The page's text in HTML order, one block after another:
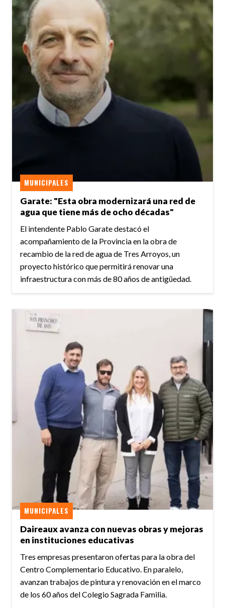
Garate: "Esta obra modernizará una red de
agua que tiene más de ocho décadas"
MUNICIPALES
El intendente Pablo Garate destacó el
acompañamiento de la Provincia en la obra de
recambio de la red de agua de Tres Arroyos, un
proyecto histórico que permitirá renovar una
infraestructura con más de 80 años de antigüedad.
Daireaux avanza con nuevas obras y mejoras
en instituciones educativas
MUNICIPALES
Tres empresas presentaron ofertas para la obra del
Centro Complementario Educativo. En paralelo,
avanzan trabajos de pintura y renovación en el marco
de los 60 años del Colegio Sagrada Familia.